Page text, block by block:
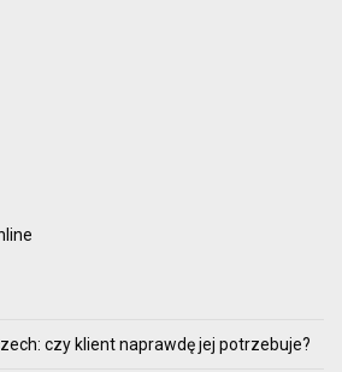
czy klient naprawdę jej potrzebuje?